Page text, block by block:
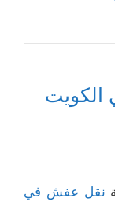
نقل عفش في